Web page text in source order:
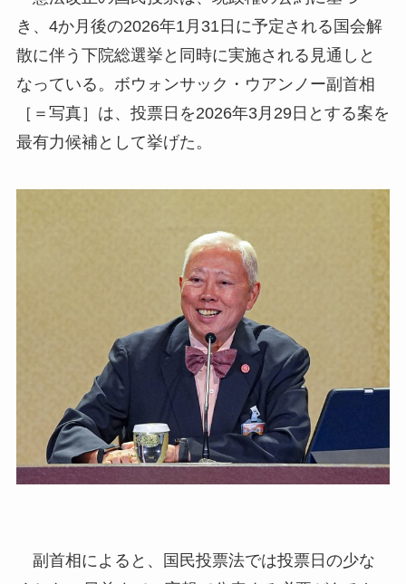
き、4か月後の2026年1月31日に予定される国会解
散に伴う下院総選挙と同時に実施される見通しと
なっている。ボウォンサック・ウアンノー副首相
［＝写真］は、投票日を2026年3月29日とする案を
最有力候補として挙げた。
副首相によると、国民投票法では投票日の少な